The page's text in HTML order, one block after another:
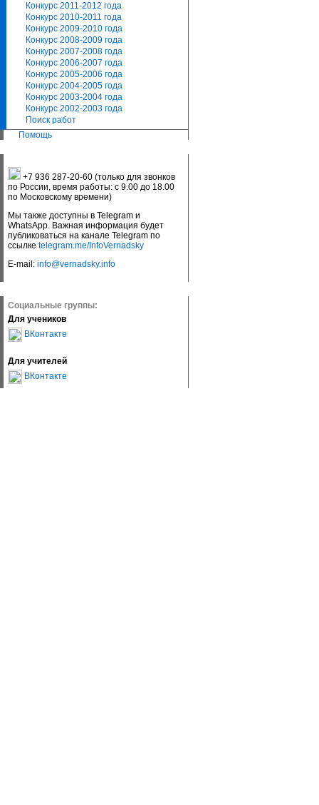
Конкурс 2011-2012 года
Конкурс 2010-2011 года
Конкурс 2009-2010 года
Конкурс 2008-2009 года
Конкурс 2007-2008 года
Конкурс 2006-2007 года
Конкурс 2005-2006 года
Конкурс 2004-2005 года
Конкурс 2003-2004 года
Конкурс 2002-2003 года
Поиск работ
Помощь
+7 936 287-20-60 (только для звонков
по России, время работы: с 9.00 до 18.00
по Московскому времени)
Мы также доступны в Telegram и
WhatsApp. Важная информация будет
публиковаться на канале Telegram по
ссылке telegram.me/InfoVernadsky
E-mail: info@vernadsky.info
Социальные группы:
Для учеников
ВКонтакте
Для учителей
ВКонтакте